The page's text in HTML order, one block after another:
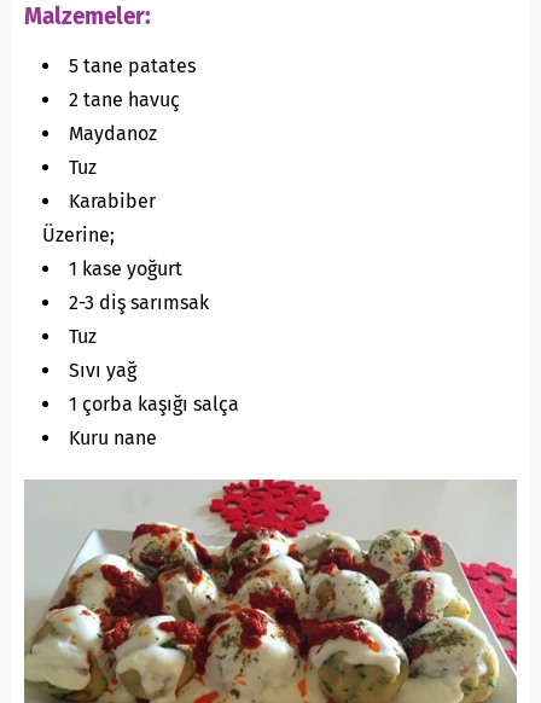
Malzemeler:
5 tane patates
2 tane havuç
Maydanoz
Tuz
Karabiber
Üzerine;
1 kase yoğurt
2-3 diş sarımsak
Tuz
Sıvı yağ
1 çorba kaşığı salça
Kuru nane